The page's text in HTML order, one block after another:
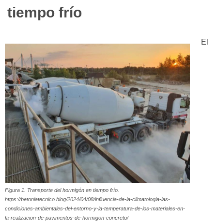
tiempo frío
Figura 1. Transporte del hormigón en tiempo frío.
https://betoniatecnico.blog/2024/04/08/influencia-de-la-climatologia-las-
condiciones-ambientales-del-entorno-y-la-temperatura-de-los-materiales-en-
la-realizacion-de-pavimentos-de-hormigon-concreto/
El